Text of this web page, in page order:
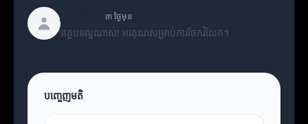
៣ ថ្ងៃមុន
អត្ថបទល្អណាស់! អរគុណសម្រាប់ការចែករំលែក។
បញ្ចេញមតិ